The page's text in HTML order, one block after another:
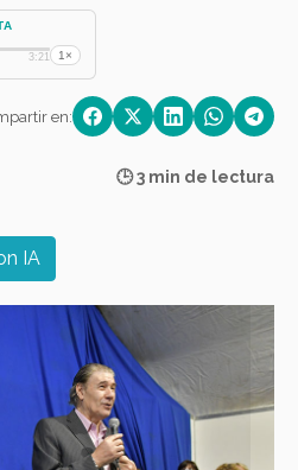
3:21 1×
en:
🕒 3 min de lectura
IA